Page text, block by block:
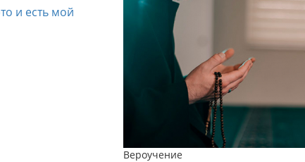
и есть мой
Вероучение